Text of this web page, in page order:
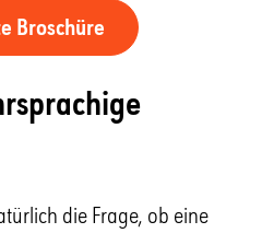
Broschüre
die Frage, ob eine